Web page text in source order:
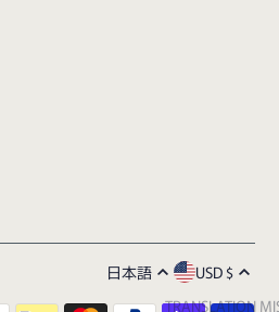
日本語
USD $
TRANSLATION